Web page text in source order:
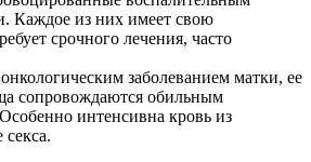
Каждое из них имеет свою
срочного лечения, часто
заболеванием матки, ее
сопровождаются обильным
интенсивна кровь из